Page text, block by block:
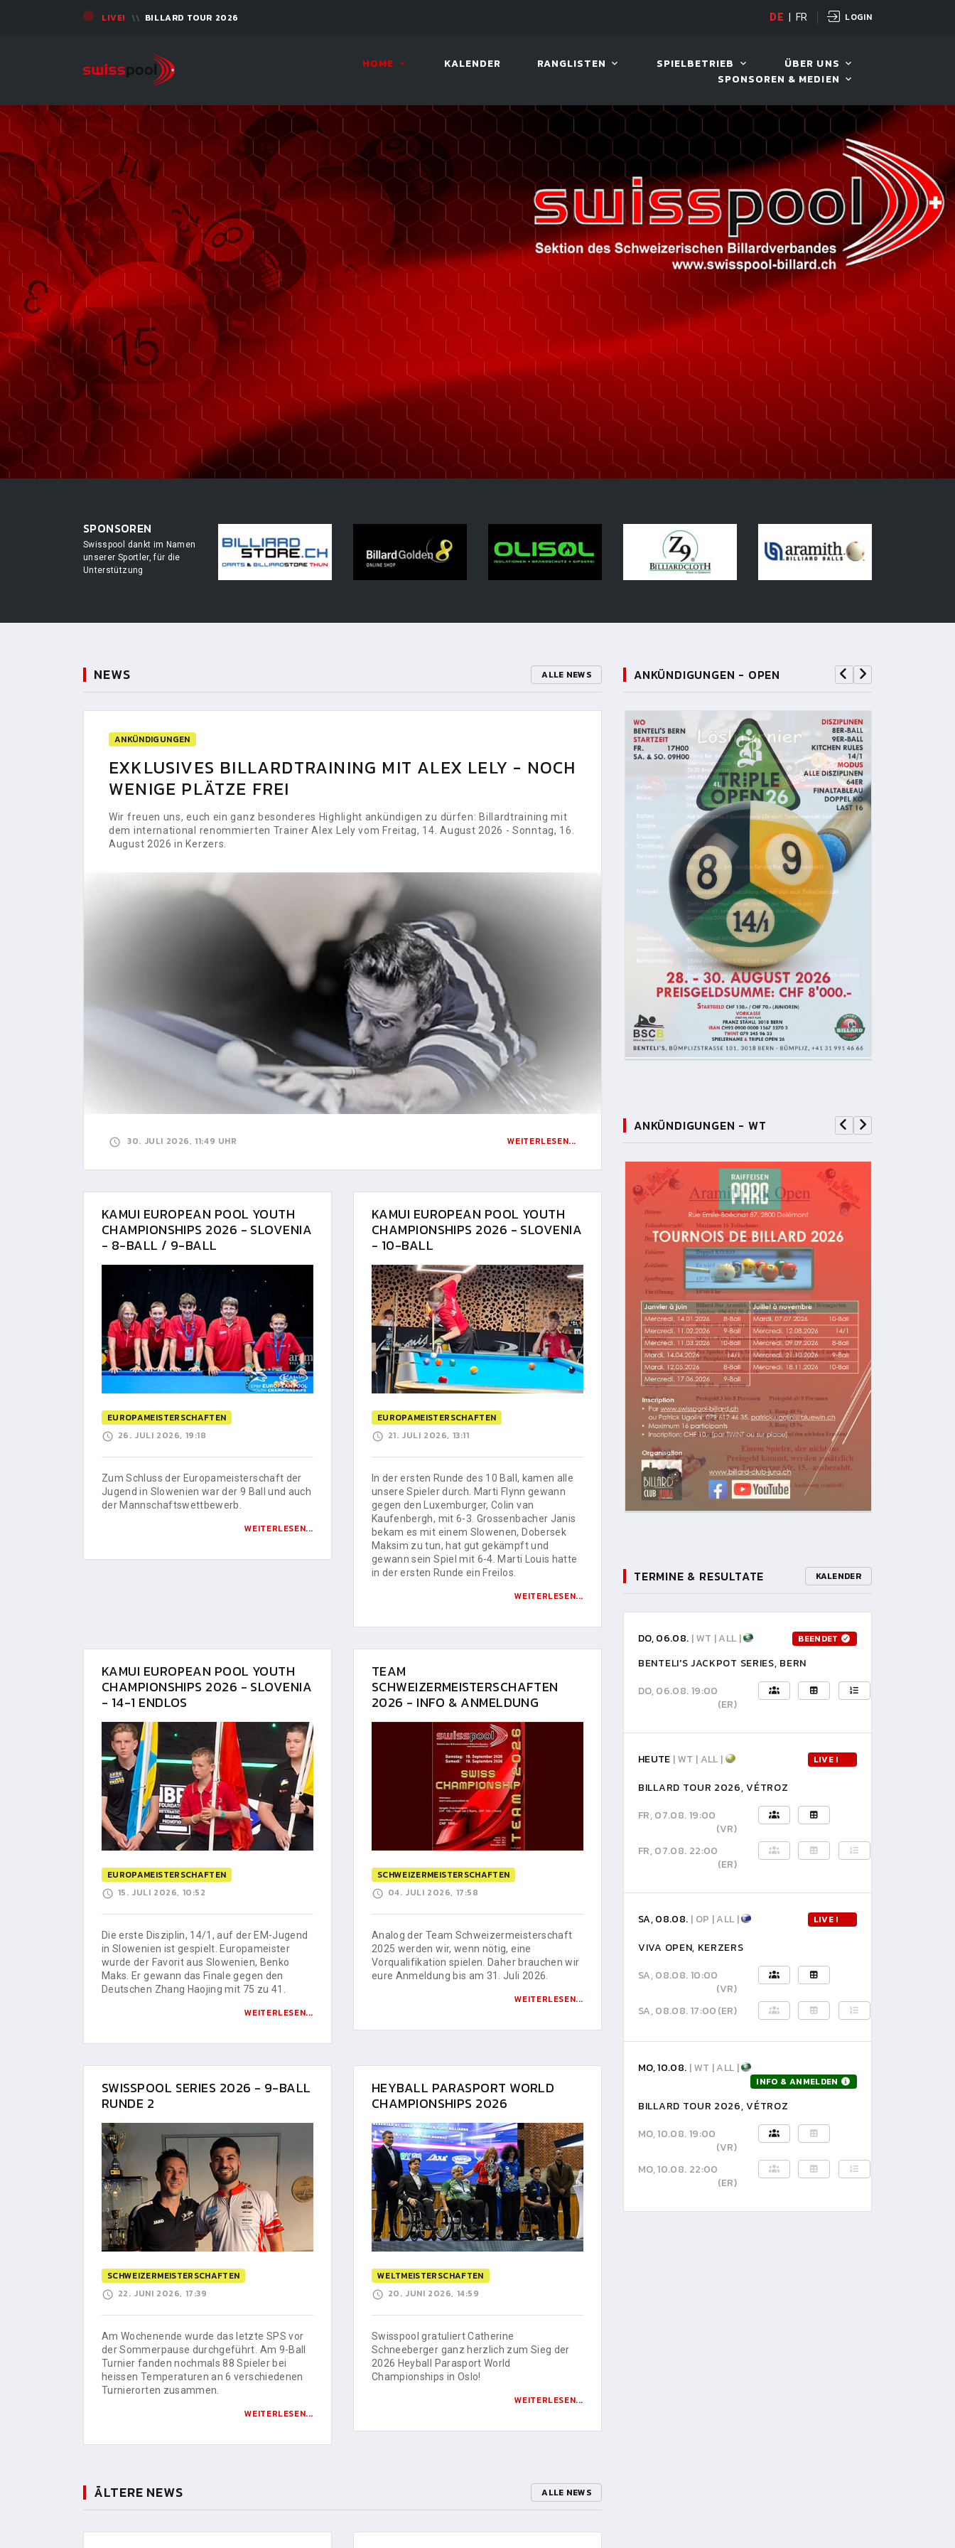
LIVE! BILLARD TOUR 2026 LIVE! BILLARD TOUR
DE FR LOGIN
HOME KALENDER RANGLISTEN SPIELBETRIEB
ÜBER UNS
SPONSOREN & MEDIEN
SPONSOREN
Swisspool dankt im Namen
unserer Sportler, für die
Unterstützung
NEWS ALLE NEWS
ANKÜNDIGUNGEN
EXKLUSIVES BILLARDTRAINING MIT ALEX LELY - NOCH
WENIGE PLÄTZE FREI
Wir freuen uns, euch ein ganz besonderes Highlight ankündigen zu dürfen: Billardtraining mit
dem international renommierten Trainer Alex Lely vom Freitag, 14. August 2026 - Sonntag, 16.
August 2026 in Kerzers.
30. JULI 2026, 11:49 UHR WEITERLESEN...
KAMUI EUROPEAN POOL YOUTH
CHAMPIONSHIPS 2026 - SLOVENIA
- 8-BALL / 9-BALL
EUROPAMEISTERSCHAFTEN
26. JULI 2026, 19:18
Zum Schluss der Europameisterschaft der
Jugend in Slowenien war der 9 Ball und auch
der Mannschaftswettbewerb.
WEITERLESEN...
KAMUI EUROPEAN POOL YOUTH
CHAMPIONSHIPS 2026 - SLOVENIA
- 10-BALL
EUROPAMEISTERSCHAFTEN
21. JULI 2026, 13:11
In der ersten Runde des 10 Ball, kamen alle
unsere Spieler durch. Marti Flynn gewann
gegen den Luxemburger, Colin van
Kaufenbergh, mit 6-3. Grossenbacher Janis
bekam es mit einem Slowenen, Dobersek
Maksim zu tun, hat gut gekämpft und
gewann sein Spiel mit 6-4. Marti Louis hatte
in der ersten Runde ein Freilos.
WEITERLESEN...
KAMUI EUROPEAN POOL YOUTH
CHAMPIONSHIPS 2026 - SLOVENIA
- 14-1 ENDLOS
EUROPAMEISTERSCHAFTEN
15. JULI 2026, 10:52
Die erste Disziplin, 14/1, auf der EM-Jugend
in Slowenien ist gespielt. Europameister
wurde der Favorit aus Slowenien, Benko
Maks. Er gewann das Finale gegen den
Deutschen Zhang Haojing mit 75 zu 41.
WEITERLESEN...
TEAM
SCHWEIZERMEISTERSCHAFTEN
2026 - INFO & ANMELDUNG
SCHWEIZERMEISTERSCHAFTEN
04. JULI 2026, 17:58
Analog der Team Schweizermeisterschaft
2025 werden wir, wenn nötig, eine
Vorqualifikation spielen. Daher brauchen wir
eure Anmeldung bis am 31. Juli 2026.
WEITERLESEN...
SWISSPOOL SERIES 2026 - 9-BALL
RUNDE 2
SCHWEIZERMEISTERSCHAFTEN
22. JUNI 2026, 17:39
Am Wochenende wurde das letzte SPS vor
der Sommerpause durchgeführt. Am 9-Ball
Turnier fanden nochmals 88 Spieler bei
heissen Temperaturen an 6 verschiedenen
Turnierorten zusammen.
WEITERLESEN...
HEYBALL PARASPORT WORLD
CHAMPIONSHIPS 2026
WELTMEISTERSCHAFTEN
20. JUNI 2026, 14:59
Swisspool gratuliert Catherine
Schneeberger ganz herzlich zum Sieg der
2026 Heyball Parasport World
Championships in Oslo!
WEITERLESEN...
ÄLTERE NEWS ALLE NEWS
ANKÜNDIGUNGEN - OPEN
ANKÜNDIGUNGEN - WT
TERMINE & RESULTATE KALENDER
DO, 06.08. | WT | ALL | BEENDET
BENTELI'S JACKPOT SERIES, BERN
DO, 06.08. 19:00
(ER)
HEUTE | WT | ALL | LIVE !
BILLARD TOUR 2026, VÉTROZ
FR, 07.08. 19:00
(VR)
FR, 07.08. 22:00
(ER)
SA, 08.08. | OP | ALL | LIVE !
VIVA OPEN, KERZERS
SA, 08.08. 10:00
(VR)
SA, 08.08. 17:00(ER)
MO, 10.08. | WT | ALL |
INFO & ANMELDEN
BILLARD TOUR 2026, VÉTROZ
MO, 10.08. 19:00
(VR)
MO, 10.08. 22:00
(ER)